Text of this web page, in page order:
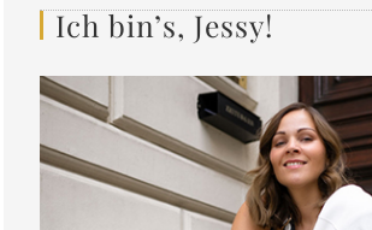
Ich bin’s, Jessy!